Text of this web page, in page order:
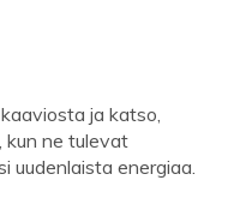
ja katso,
ne tulevat
uudenlaista energiaa.